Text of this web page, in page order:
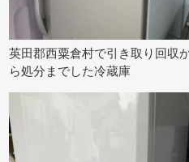
英田郡西粟倉村で引き取り回収
ら処分までした冷蔵庫